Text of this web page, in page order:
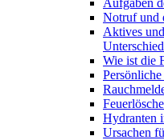
Aufgaben
Notruf und
Aktives
Wie ist die
Hydranten
Ursachen